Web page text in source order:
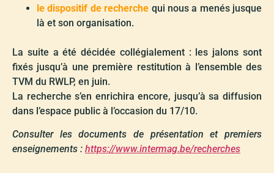
le dispositif de recherche qui nous a menés jusque
là et son organisation.
La suite a été décidée collégialement : les jalons sont
fixés jusqu’à une première restitution à l’ensemble des
TVM du RWLP, en juin.
La recherche s’en enrichira encore, jusqu’à sa diffusion
dans l’espace public à l’occasion du 17/10.
Consulter les documents de présentation et premiers
enseignements : https://www.intermag.be/recherches